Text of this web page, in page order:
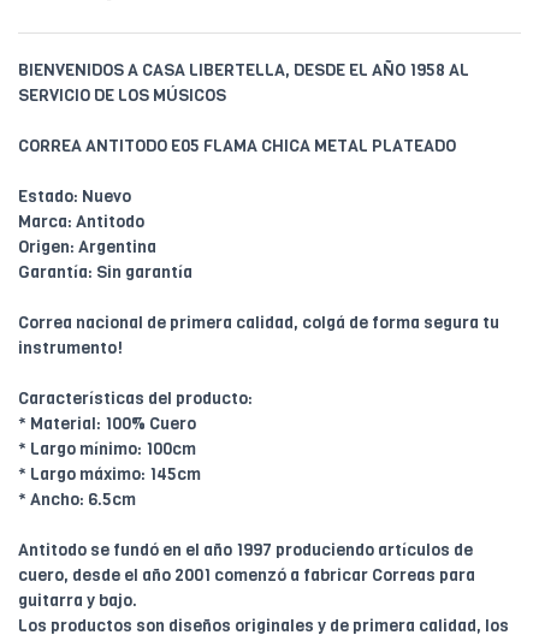
BIENVENIDOS A CASA LIBERTELLA, DESDE EL AÑO 1958 AL
SERVICIO DE LOS MÚSICOS
CORREA ANTITODO E05 FLAMA CHICA METAL PLATEADO
Estado: Nuevo
Marca: Antitodo
Origen: Argentina
Garantía: Sin garantía
Correa nacional de primera calidad, colgá de forma segura tu
instrumento!
Características del producto:
* Material: 100% Cuero
* Largo mínimo: 100cm
* Largo máximo: 145cm
* Ancho: 6.5cm
Antitodo se fundó en el año 1997 produciendo artículos de
cuero, desde el año 2001 comenzó a fabricar Correas para
guitarra y bajo.
Los productos son diseños originales y de primera calidad, los